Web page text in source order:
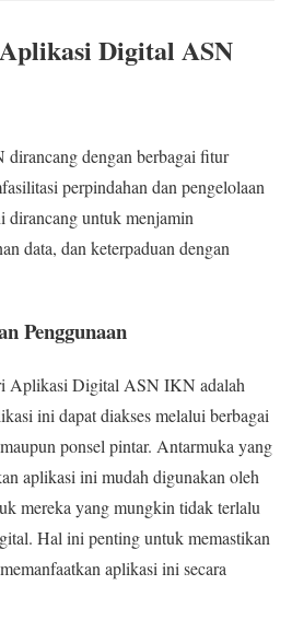
Digital ASN
dengan berbagai fitur
perpindahan dan pengelolaan
untuk menjamin
data, dan keterpaduan dengan
Penggunaan
Aplikasi Digital ASN IKN adalah
ini dapat diakses melalui berbagai
ponsel pintar. Antarmuka yang
aplikasi ini mudah digunakan oleh
mereka yang mungkin tidak terlalu
Hal ini penting untuk memastikan
aplikasi ini secara